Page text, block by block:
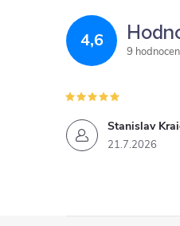
4,6
9
Stanislav
21.7.2026